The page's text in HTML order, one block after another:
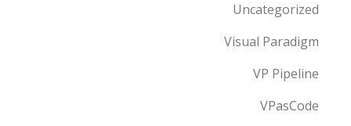
Uncategorized
Visual Paradigm
VP Pipeline
VPasCode